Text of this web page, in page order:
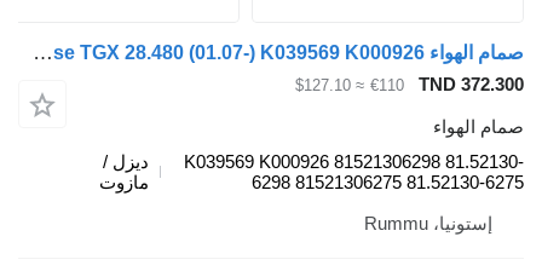
صمام الهواء Knorr-Bremse TGX 28.480 (01.07-) K039569 K000926 لـ الشاحنات MAN TGL, TGM, TGS, TGX (2005-2021)
TND 372.300
€110
≈ $127.10
صمام الهواء
K039569 K000926 81521306298 81.52130-
6298 81521306275 81.52130-6275
ديزل /
مازوت
إستونيا، Rummu